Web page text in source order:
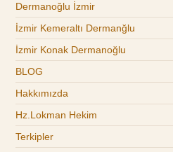
Dermanoğlu İzmir
İzmir Kemeraltı Dermanğlu
İzmir Konak Dermanoğlu
BLOG
Hakkımızda
Hz.Lokman Hekim
Terkipler